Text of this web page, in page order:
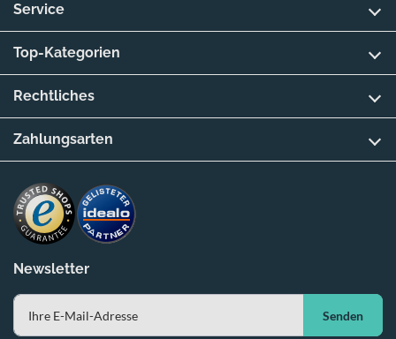
Newsletter
Senden
Service
Top-Kategorien
Rechtliches
Zahlungsarten